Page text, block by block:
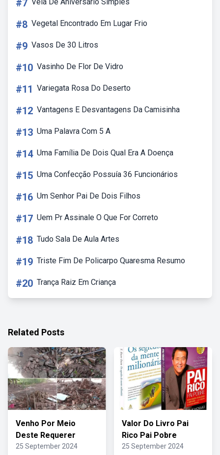
#7
#8 Vegetal Encontrado Em Lugar Frio
#9 Vasos De 30 Litros
#10 Vasinho De Flor De Vidro
#11 Variegata Rosa Do Deserto
#12 Vantagens E Desvantagens Da Camisinha
#13 Uma Palavra Com 5 A
#14 Uma Família De Dois Qual Era A Doença
#15 Uma Confecção Possuía 36 Funcionários
#16 Um Senhor Pai De Dois Filhos
#17 Uem Pr Assinale O Que For Correto
#18 Tudo Sala De Aula Artes
#19 Triste Fim De Policarpo Quaresma Resumo
#20 Trança Raiz Em Criança
Related Posts
Venho Por Meio
Deste Requerer
25 September 2024
Valor Do Livro Pai
Rico Pai Pobre
25 September 2024